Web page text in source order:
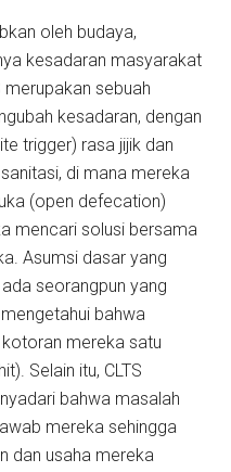
oleh budaya,
kesadaran masyarakat
merupakan sebuah
kesadaran, dengan
trigger) rasa jijik dan
di mana mereka
(open defecation)
mencari solusi bersama
Asumsi dasar yang
seorangpun yang
bahwa
mereka satu
Selain itu, CLTS
bahwa masalah
mereka sehingga
dan usaha mereka